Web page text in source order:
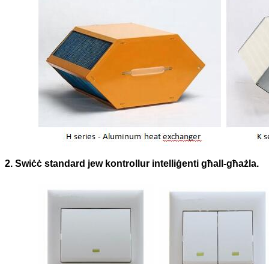
2. Swiċċ standard jew kontrollur intelliġenti għall-għażla.